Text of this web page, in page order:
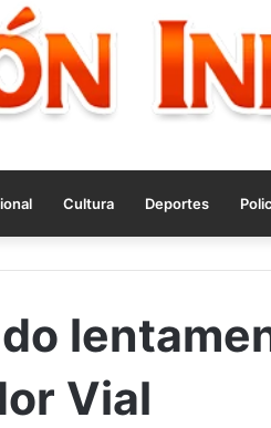
Cultura Deportes
Vial